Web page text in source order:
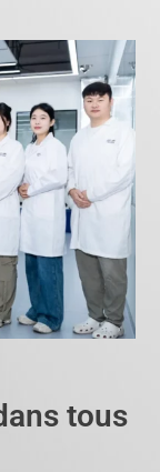
tous